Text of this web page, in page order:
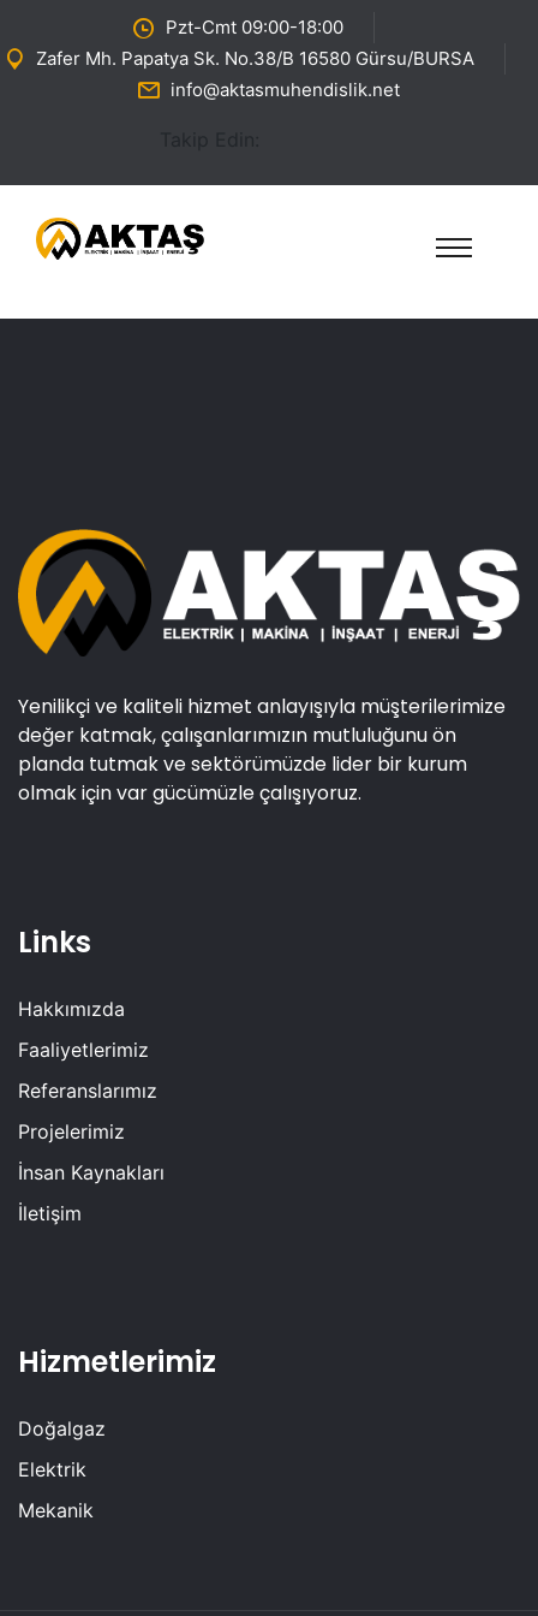
Pzt-Cmt 09:00-18:00
Zafer Mh. Papatya Sk. No.38/B 16580 Gürsu/BURSA
info@aktasmuhendislik.net
Yenilikçi ve kaliteli hizmet anlayışıyla müşterilerimize
değer katmak, çalışanlarımızın mutluluğunu ön
planda tutmak ve sektörümüzde lider bir kurum
olmak için var gücümüzle çalışıyoruz.
Links
Hakkımızda
Faaliyetlerimiz
Referanslarımız
Projelerimiz
İnsan Kaynakları
İletişim
Hizmetlerimiz
Doğalgaz
Elektrik
Mekanik